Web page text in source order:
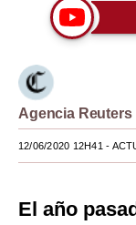
Lujo
Viajes
Moda
EEUU
Agencia Reuters
12/06/2020 12H41 -
El año